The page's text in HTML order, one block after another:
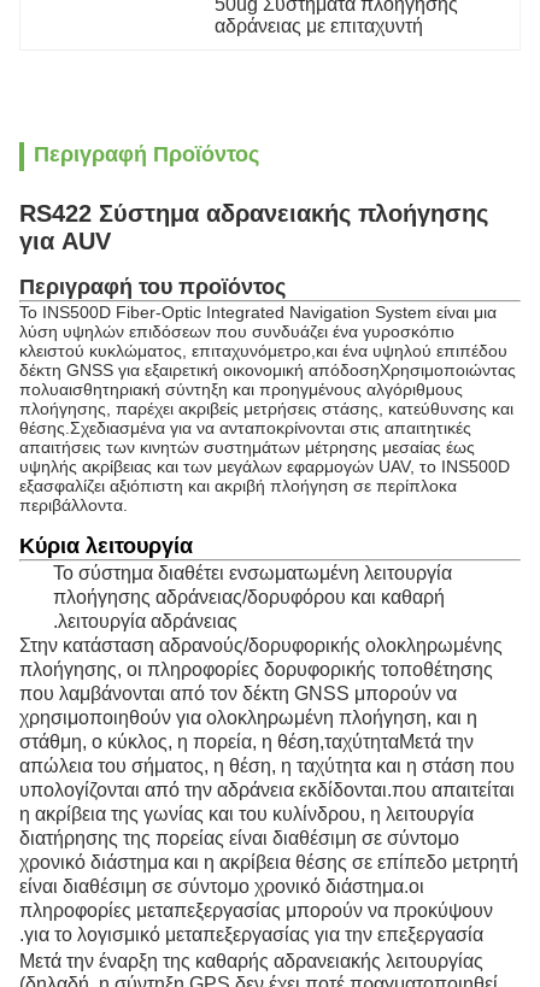
50ug Συστήματα πλοήγησης
αδράνειας με επιταχυντή
Περιγραφή Προϊόντος
RS422 Σύστημα αδρανειακής πλοήγησης
για AUV
Περιγραφή του προϊόντος
Το INS500D Fiber-Optic Integrated Navigation System είναι μια
λύση υψηλών επιδόσεων που συνδυάζει ένα γυροσκόπιο
κλειστού κυκλώματος, επιταχυνόμετρο,και ένα υψηλού επιπέδου
δέκτη GNSS για εξαιρετική οικονομική απόδοσηΧρησιμοποιώντας
πολυαισθητηριακή σύντηξη και προηγμένους αλγόριθμους
πλοήγησης, παρέχει ακριβείς μετρήσεις στάσης, κατεύθυνσης και
θέσης.Σχεδιασμένα για να ανταποκρίνονται στις απαιτητικές
απαιτήσεις των κινητών συστημάτων μέτρησης μεσαίας έως
υψηλής ακρίβειας και των μεγάλων εφαρμογών UAV, το INS500D
εξασφαλίζει αξιόπιστη και ακριβή πλοήγηση σε περίπλοκα
περιβάλλοντα.
Κύρια λειτουργία
Το σύστημα διαθέτει ενσωματωμένη λειτουργία
πλοήγησης αδράνειας/δορυφόρου και καθαρή
λειτουργία αδράνειας.
Στην κατάσταση αδρανούς/δορυφορικής ολοκληρωμένης
πλοήγησης, οι πληροφορίες δορυφορικής τοποθέτησης
που λαμβάνονται από τον δέκτη GNSS μπορούν να
χρησιμοποιηθούν για ολοκληρωμένη πλοήγηση, και η
στάθμη, ο κύκλος, η πορεία, η θέση,ταχύτηταΜετά την
απώλεια του σήματος, η θέση, η ταχύτητα και η στάση που
υπολογίζονται από την αδράνεια εκδίδονται.που απαιτείται
η ακρίβεια της γωνίας και του κυλίνδρου, η λειτουργία
διατήρησης της πορείας είναι διαθέσιμη σε σύντομο
χρονικό διάστημα και η ακρίβεια θέσης σε επίπεδο μετρητή
είναι διαθέσιμη σε σύντομο χρονικό διάστημα.οι
πληροφορίες μεταπεξεργασίας μπορούν να προκύψουν
για το λογισμικό μεταπεξεργασίας για την επεξεργασία.
Μετά την έναρξη της καθαρής αδρανειακής λειτουργίας